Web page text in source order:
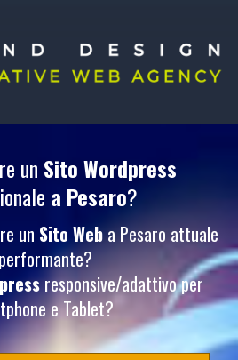
un Sito Wordpress
a Pesaro?
un Sito Weba Pesaro attuale
responsive/adattivo per
e Tablet?